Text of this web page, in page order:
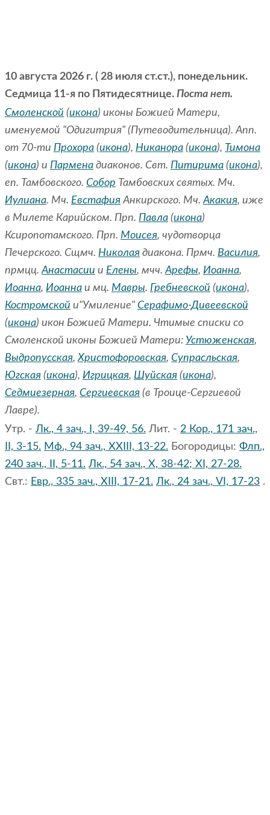
10 августа 2026 г. ( 28 июля ст.ст.), понедельник.
Седмица 11-я по Пятидесятнице. Поста нет.
Смоленской (икона) иконы Божией Матери,
именуемой "Одигитрия" (Путеводительница). Апп.
от 70-ти Прохора (икона), Никанора (икона), Тимона
(икона) и Пармена диаконов. Свт. Питирима (икона),
еп. Тамбовского. Собор Тамбовских святых. Мч.
Иулиана. Мч. ЕвстафияАнкирского. Мч.Акакия, иже
в Милете Карийском. Прп. Павла (икона)
Ксиропотамского. Прп. Моисея, чудотворца
Печерского. Сщмч. Николая диакона. Прмч. Василия,
прмцц.Анастасии и Елены, мчч.Арефы, Иоанна,
Иоанна, Иоанна и мц. Мавры. Гребневской (икона),
Костромской и"Умиление" Серафимо-Дивеевской
(икона) икон Божией Матери. Чтимые списки со
Смоленской иконы Божией Матери: Устюженская,
Выдропусская,Христофоровская, Супрасльская,
Югская (икона), Игрицкая, Шуйская (икона),
Седмиезерная, Сергиевская (в Троице-Сергиевой
Лавре).
Утр. - Лк., 4 зач., I, 39-49, 56. Лит. - 2 Кор., 171 зач.,
II, 3-15. Мф., 94 зач., XXIII, 13-22. Богородицы: Флп.,
240 зач., II, 5-11. Лк., 54 зач., X, 38-42; XI, 27-28.
Свт.: Евр., 335 зач., XIII, 17-21. Лк., 24 зач., VI, 17-23 .